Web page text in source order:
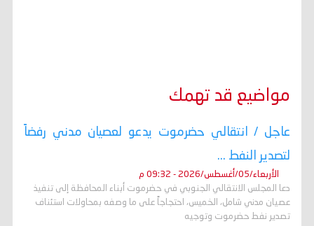
مواضيع قد تهمك
عاجل / انتقالي حضرموت يدعو لعصيان مدني رفضاً
لتصدير النفط ...
الأربعاء/05/أغسطس/2026 - 09:32 م
دعا المجلس الانتقالي الجنوبي في حضرموت أبناء المحافظة إلى تنفيذ
عصيان مدني شامل، الخميس، احتجاجاً على ما وصفه بمحاولات استئناف
تصدير نفط حضرموت وتوجيه